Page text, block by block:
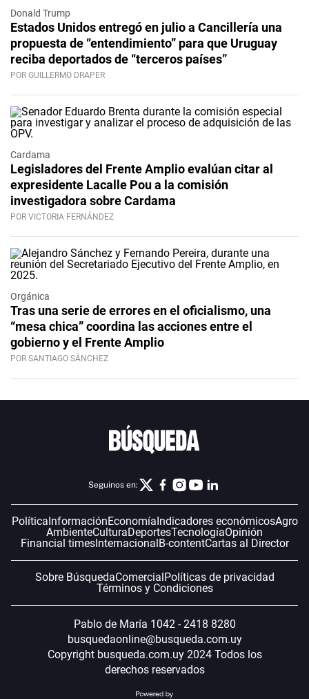
Donald Trump
Estados Unidos entregó en julio a Cancillería una
propuesta de “entendimiento” para que Uruguay
reciba deportados de “terceros países”
POR GUILLERMO DRAPER
Cardama
Legisladores del Frente Amplio evalúan citar al
expresidente Lacalle Pou a la comisión
investigadora sobre Cardama
POR VICTORIA FERNÁNDEZ
Orgánica
Tras una serie de errores en el oficialismo, una
“mesa chica” coordina las acciones entre el
gobierno y el Frente Amplio
POR SANTIAGO SÁNCHEZ
Seguinos en:
PolíticaInformaciónEconomíaIndicadores económicosAgro
AmbienteCulturaDeportesTecnologíaOpinión
Financial timesInternacionalB-contentCartas al Director
Sobre BúsquedaComercialPolíticas de privacidad
Términos y Condiciones
Pablo de María 1042 - 2418 8280
busquedaonline@busqueda.com.uy
Copyright busqueda.com.uy 2024 Todos los
derechos reservados